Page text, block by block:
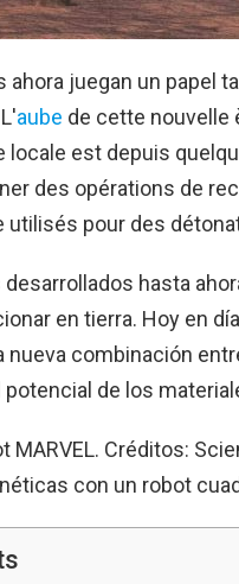
ahora juegan un papel
aube de cette nouvelle
locale est depuis
des opérations de
utilisés pour des
desarrollados hasta
en tierra. Hoy en
nueva combinación
potencial de los
Créditos:
con un robot